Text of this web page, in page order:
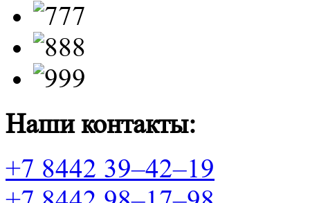
Наши контакты:
+7 8442 39–42–19